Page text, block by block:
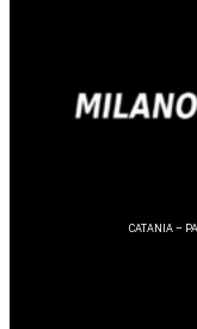
CATANIA –